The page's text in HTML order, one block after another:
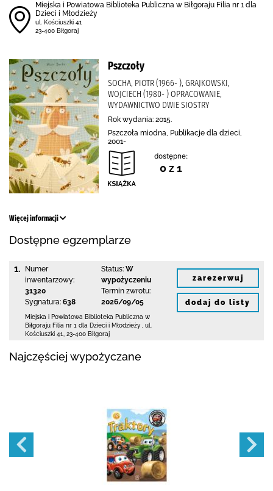
Miejska i Powiatowa Biblioteka Publiczna w Biłgoraju Filia nr 1 dla
Dzieci i Młodzieży
ul. Kościuszki 41
23-400 Biłgoraj
Pszczoły
SOCHA, PIOTR (1966- ), GRAJKOWSKI,
WOJCIECH (1980- ) OPRACOWANIE,
WYDAWNICTWO DWIE SIOSTRY
Rok wydania: 2015.
Pszczoła miodna, Publikacje dla dzieci,
2001-
dostępne:
0 z 1
Więcej informacji
Dostępne egzemplarze
1.
Numer
inwentarzowy:
31320
Sygnatura: 638
Status: W
wypożyczeniu
Termin zwrotu:
2026/09/05
Miejska i Powiatowa Biblioteka Publiczna w
Biłgoraju Filia nr 1 dla Dzieci i Młodzieży
ul.
Kościuszki 41
23-400 Biłgoraj
zarezerwuj
dodaj do listy
Najczęściej wypożyczane